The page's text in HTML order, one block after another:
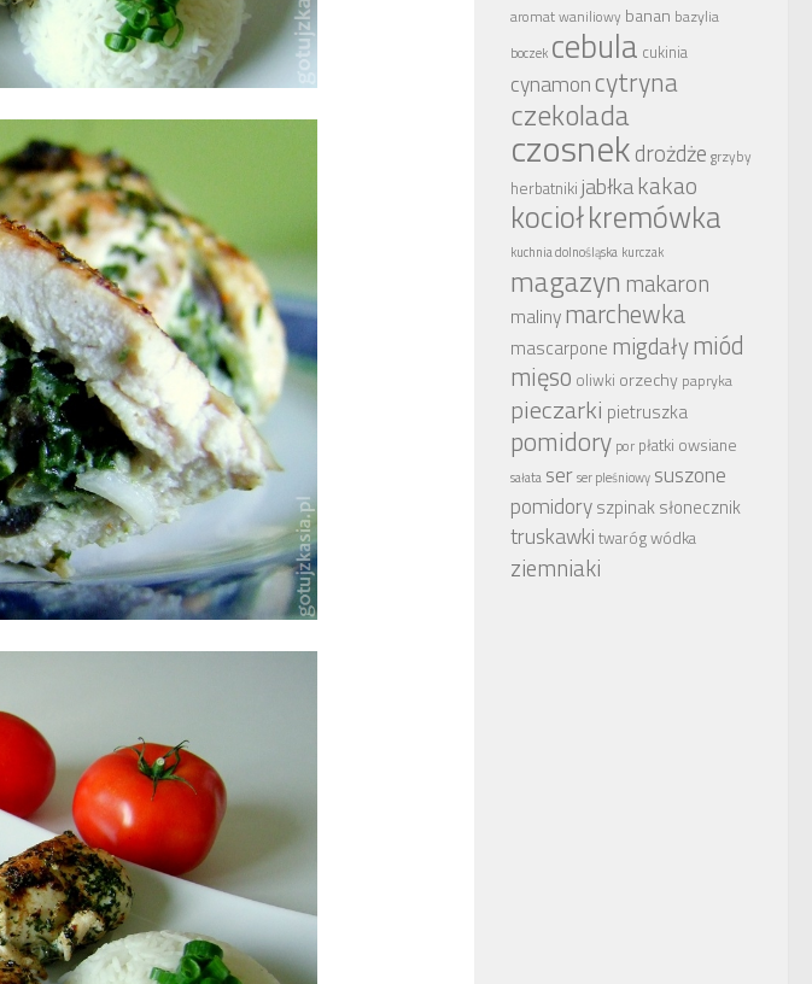
aromat waniliowy banan bazylia
boczek cebula cukinia
cynamoncytryna
czekolada
czosnekdrożdże grzyby
herbatniki jabłkakakao
kociołkremówka
kuchnia dolnośląska kurczak
magazyn makaron
malinymarchewka
mascarpone migdałymiód
mięso oliwki orzechy papryka
pieczarki pietruszka
pomidory por płatki owsiane
sałata serser pleśniowy suszone
pomidoryszpinaksłonecznik
truskawki twarógwódka
ziemniaki